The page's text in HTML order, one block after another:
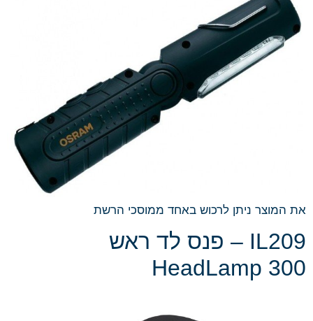
את המוצר ניתן לרכוש באחד ממוסכי הרשת
IL209 – פנס לד ראש
HeadLamp 300